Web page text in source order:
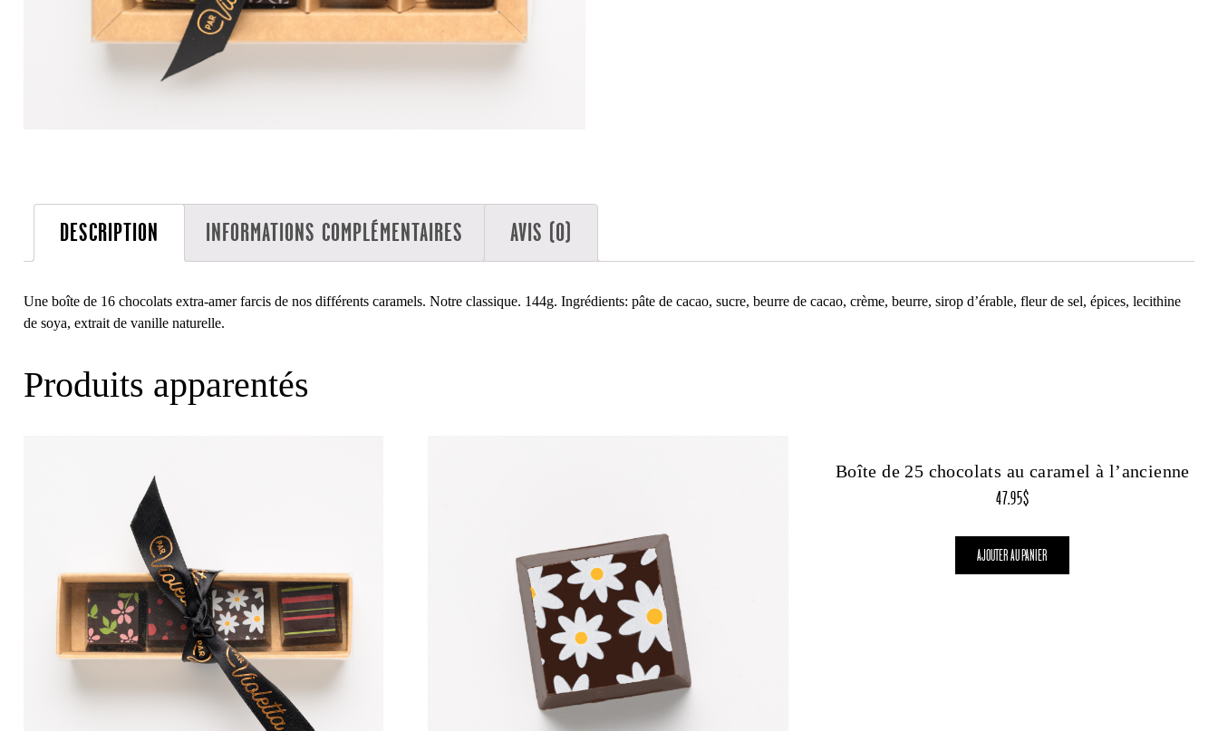
DESCRIPTION INFORMATIONS COMPLÉMENTAIRES AVIS (0)
Une boîte de 16 chocolats extra-amer farcis de nos différents caramels. Notre classique. 144g. Ingrédients: pâte de cacao, sucre, beurre de cacao, crème, beurre, sirop d’érable, fleur de sel, épices, lecithine
de soya, extrait de vanille naturelle.
Produits apparentés
Boîte de 25 chocolats au caramel à l’ancienne
47.95$
AJOUTER AU PANIER